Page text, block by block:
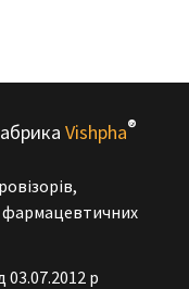
Vishpha®
фармацевтичних
03.07.2012 р